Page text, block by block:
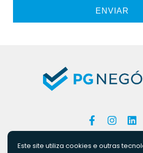
ORÇAMENTO
Este site utiliza cookies e outras